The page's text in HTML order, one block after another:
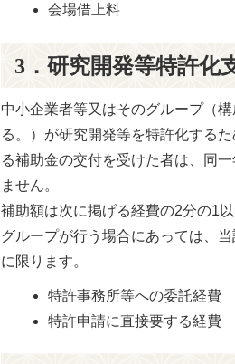
会場借上料
3．研究開発等特許化
中小企業者等又はそのグループ（
る。）が研究開発等を特許化する
る補助金の交付を受けた者は、同
ません。
補助額は次に掲げる経費の2分の1
グループが行う場合にあっては、
に限ります。
特許事務所等への委託経費
特許申請に直接要する経費